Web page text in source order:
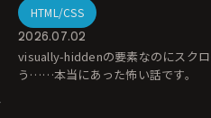
HTML/CSS
2026.07.02
visually-hiddenの要素なのにスク
う……本当にあった怖い話です。